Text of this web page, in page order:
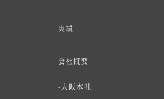
実績
会社概要
大阪本社